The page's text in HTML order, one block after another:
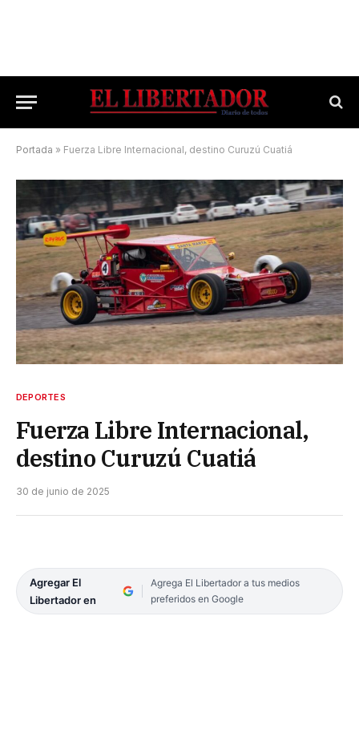
Portada » Fuerza Libre Internacional, destino Curuzú Cuatiá
DEPORTES
Fuerza Libre Internacional,
destino Curuzú Cuatiá
30 de junio de 2025
Agregar El
Libertador en
Agrega El Libertador a tus medios
preferidos en Google